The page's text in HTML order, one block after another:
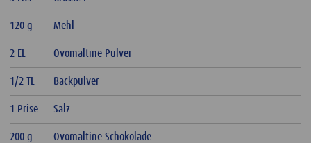
120 g Mehl
2 EL Ovomaltine Pulver
1/2 TL Backpulver
1 Prise Salz
200 g Ovomaltine Schokolade